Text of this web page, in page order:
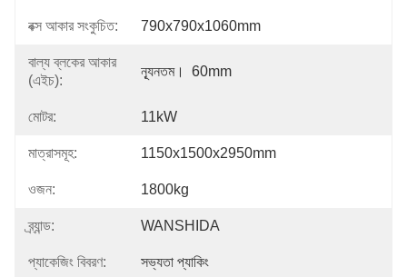
বক্স আকার সংকুচিত: 790x790x1060mm
বাল্য ব্লকের আকার
(এইচ):
ন্যূনতম।  60mm
মোটর: 11kW
মাত্রাসমূহ: 1150x1500x2950mm
ওজন: 1800kg
ব্র্যান্ড: WANSHIDA
প্যাকেজিং বিবরণ: সভ্যতা প্যাকিং